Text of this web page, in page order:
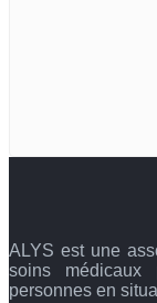
ALYS est une
soins
personnes en